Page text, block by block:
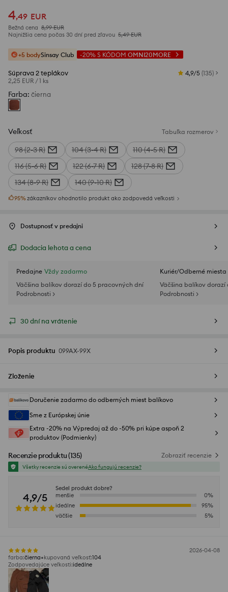
4,49 EUR
Bežná cena 8,99 EUR
Najnižšia cena počas 30 dní pred zľavou 5,49 EUR
+5 bodySinsay Club -20% S KÓDOM OMNI20MORE
Súprava 2 teplákov
2,25 EUR /1 ks
4,9/5 (135)
Farba: čierna
Veľkosť Tabuľka rozmerov
98 (2-3 R) 104 (3-4 R)
110 (4-5 R)
116 (5-6 R)
122 (6-7 R)
128 (7-8 R)
134 (8-9 R)
140 (9-10 R)
95%zákazníkov ohodnotilo produkt ako zodpovedá veľkosti
Dostupnosť v predajni
Dodacia lehota a cena
Predajne Vždy zadarmo
Väčšina balíkov dorazí do 5 pracovných dní
Podrobnosti >
Kuriér/Odberné miesta
Väčšina balíkov
Podrobnosti >
30 dní na vrátenie
Popis produktu 099AX-99X
Zloženie
Doručenie zadarmo do odberných miest balíkovo
Sme z Európskej únie
Extra -20% na Výpredaj až do -50% pri kúpe aspoň 2
produktov (Podmienky)
Recenzie produktu(135) Zobraziť recenzie
Všetky recenzie sú overenéAko fungujú recenzie?
4,9/5
Sedel produkt dobre?
menšie
0%
ideálne
95%
väčšie
5%
2026-04-08
farba:čierna kupovaná veľkosť:104
Zodpovedajúce veľkosti:ideálne